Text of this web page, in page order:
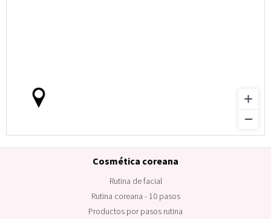
Cosmética coreana
Rutina de facial
Rutina coreana - 10 pasos
Productos por pasos rutina